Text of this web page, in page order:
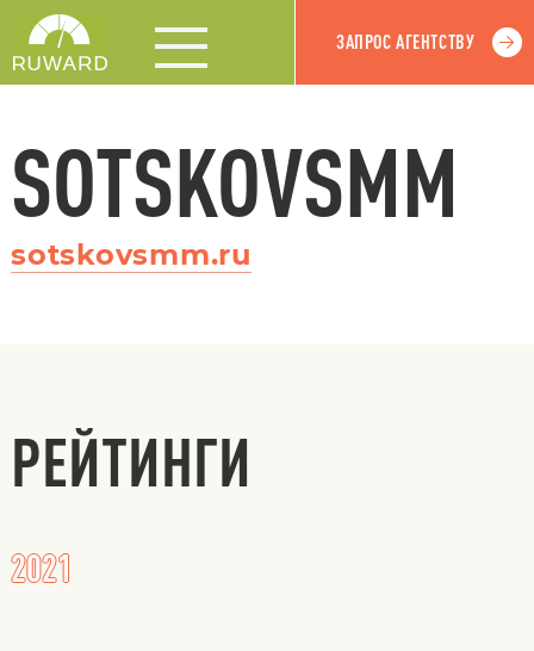
ЗАПРОС АГЕНТСТВУ
SOTSKOVSMM
sotskovsmm.ru
РЕЙТИНГИ
2021